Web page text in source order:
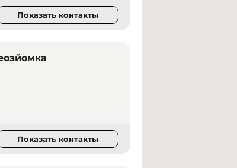
Показать контакты
Показать контакты